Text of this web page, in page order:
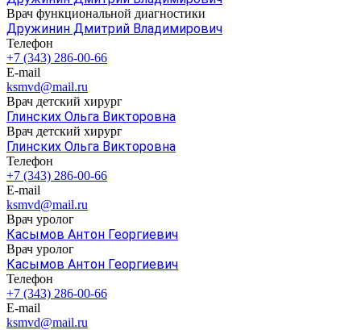
Врач функциональной диагностики
Дружинин Дмитрий Владимирович
Телефон
+7 (343) 286-00-66
E-mail
ksmvd@mail.ru
Врач детский хирург
Глинских Ольга Викторовна
Врач детский хирург
Глинских Ольга Викторовна
Телефон
+7 (343) 286-00-66
E-mail
ksmvd@mail.ru
Врач уролог
Касымов Антон Георгиевич
Врач уролог
Касымов Антон Георгиевич
Телефон
+7 (343) 286-00-66
E-mail
ksmvd@mail.ru